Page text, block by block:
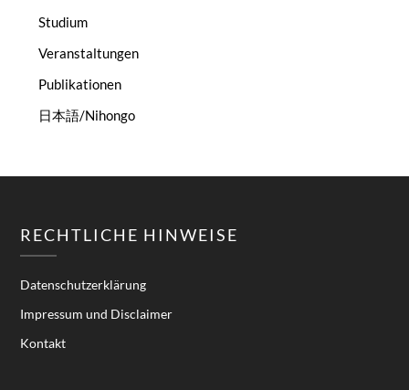
Studium
Veranstaltungen
Publikationen
日本語/Nihongo
RECHTLICHE HINWEISE
Datenschutzerklärung
Impressum und Disclaimer
Kontakt